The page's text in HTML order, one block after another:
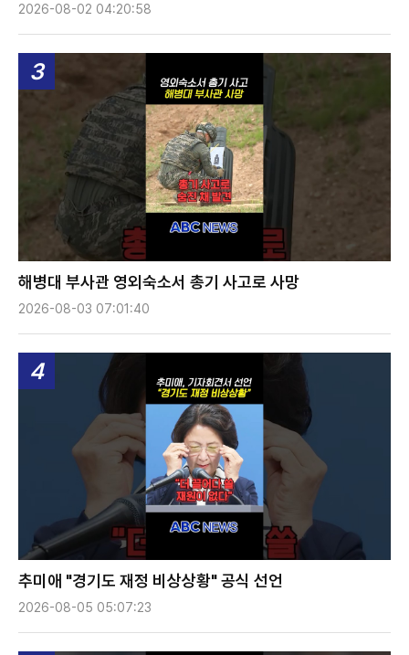
2026-08-02 04:20:58
3
해병대 부사관 영외숙소서 총기 사고로 사망
2026-08-03 07:01:40
4
추미애 "경기도 재정 비상상황" 공식 선언
2026-08-05 05:07:23